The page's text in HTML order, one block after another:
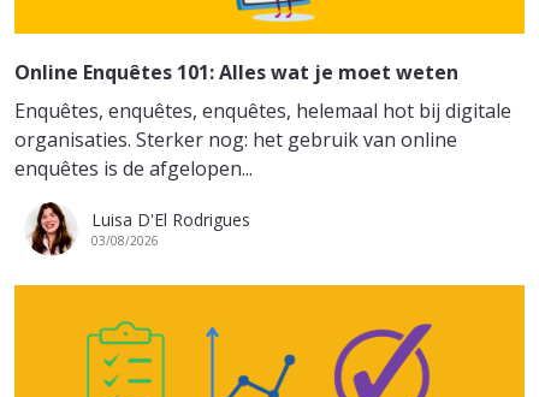
Online Enquêtes 101: Alles wat je moet weten
Enquêtes, enquêtes, enquêtes, helemaal hot bij digitale
organisaties. Sterker nog: het gebruik van online
enquêtes is de afgelopen...
Luisa D'El Rodrigues
03/08/2026